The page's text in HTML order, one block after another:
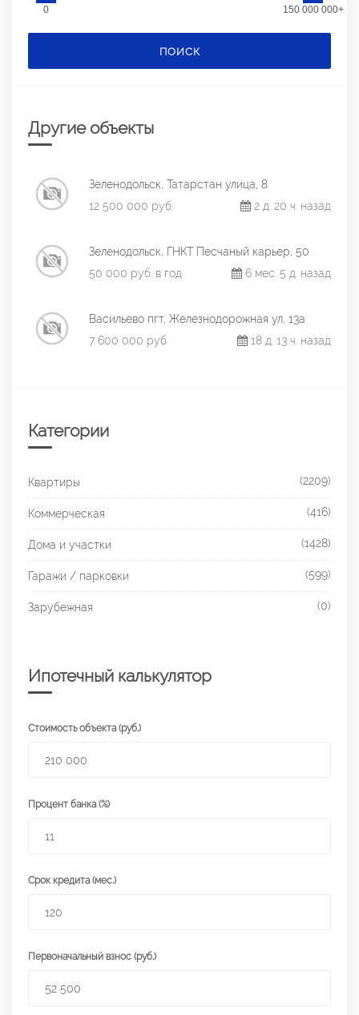
0 150 000 000+
ПОИСК
Другие объекты
Зеленодольск, Татарстан улица, 8
12 500 000 руб.
2 д. 20 ч. назад
Зеленодольск, ГНКТ Песчаный карьер, 50
50 000 руб. в год
6 мес. 5 д. назад
Васильево пгт, Железнодорожная ул, 13а
7 600 000 руб.
18 д. 13 ч. назад
Категории
Квартиры (2209)
Коммерческая (416)
Дома и участки (1428)
Гаражи / парковки (599)
Зарубежная (0)
Ипотечный калькулятор
Стоимость объекта (руб.)
Процент банка (%)
Срок кредита (мес.)
Первоначальный взнос (руб.)